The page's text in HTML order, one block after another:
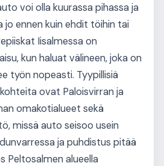
voi olla kuurassa pihassa ja
jo ennen kuin ehdit töihin tai
Iisalmessa on
kun haluat välineen, joka on
työn nopeasti. Tyypillisiä
ovat Paloisvirran ja
omakotialueet sekä
missä auto seisoo usein
ja puhdistus pitää
Peltosalmen alueella